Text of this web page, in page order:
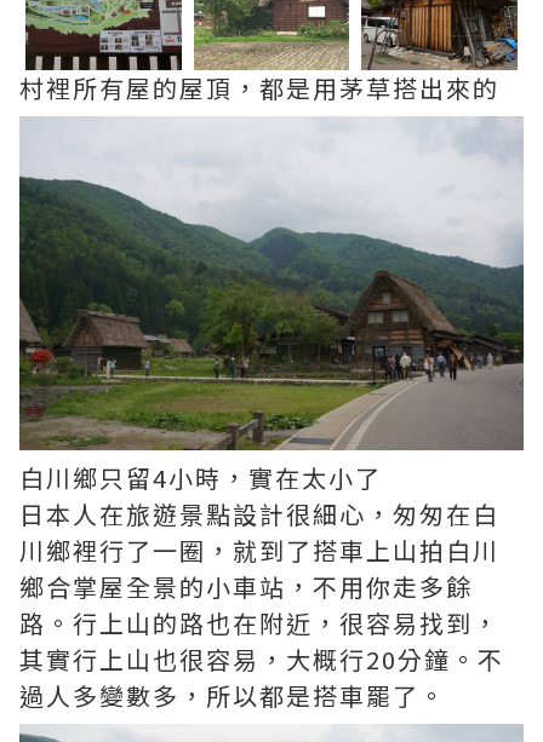
村裡所有屋的屋頂，都是用茅草搭出來的
白川鄉只留4小時，實在太小了
日本人在旅遊景點設計很細心，匆匆在白
川鄉裡行了一圈，就到了搭車上山拍白川
鄉合掌屋全景的小車站，不用你走多餘
路。行上山的路也在附近，很容易找到，
其實行上山也很容易，大概行20分鐘。不
過人多變數多，所以都是搭車罷了。